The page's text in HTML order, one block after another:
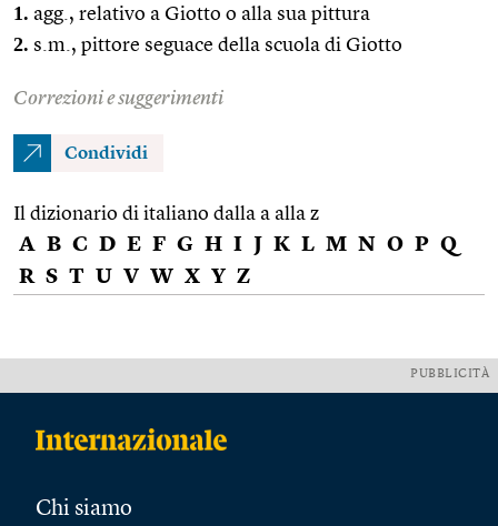
1. agg., relativo a Giotto o alla sua pittura
2. s.m., pittore seguace della scuola di Giotto
Correzioni e suggerimenti
Condividi
Il dizionario di italiano dalla a alla z
A B C D E F G H I J K L M N O P Q
R S T U V W X Y Z
PUBBLICITÀ
Chi siamo